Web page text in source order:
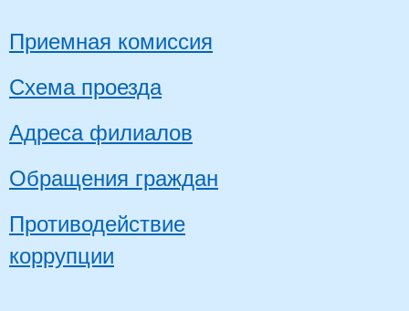
Приемная комиссия
Схема проезда
Адреса филиалов
Обращения граждан
Противодействие
коррупции